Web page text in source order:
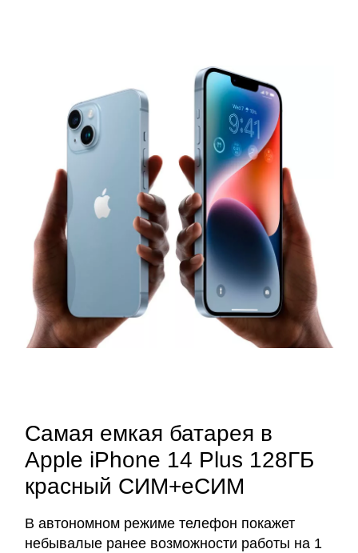
Самая емкая батарея в
Apple iPhone 14 Plus 128ГБ
красный СИМ+еСИМ
В автономном режиме телефон покажет
небывалые ранее возможности работы на 1